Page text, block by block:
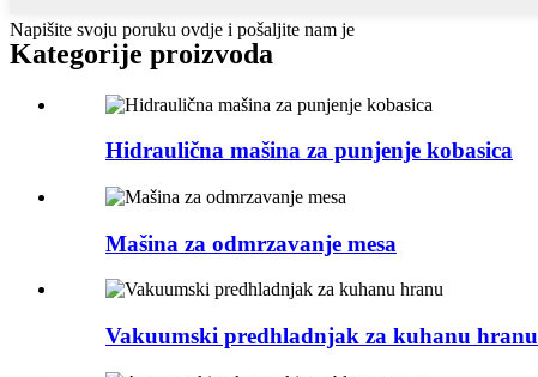
Napišite svoju poruku ovdje i pošaljite nam je
Kategorije proizvoda
Hidraulična mašina za punjenje kobasica
Mašina za odmrzavanje mesa
Vakuumski predhladnjak za kuhanu hranu